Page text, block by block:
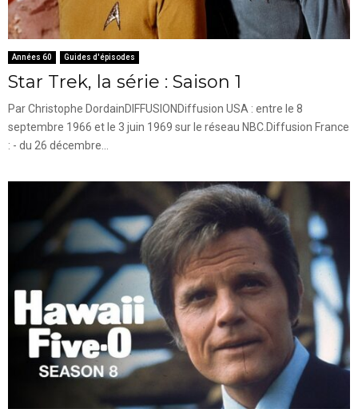
Années 60 Guides d'épisodes
Star Trek, la série : Saison 1
Par Christophe DordainDIFFUSIONDiffusion USA : entre le 8
septembre 1966 et le 3 juin 1969 sur le réseau NBC.Diffusion France
: - du 26 décembre...